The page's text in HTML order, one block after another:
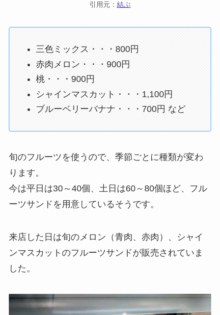
引用元： 結ぶ
三色ミックス・・・800円
赤肉メロン・・・900円
桃・・・900円
シャインマスカット・・・1,100円
ブルーベリーバナナ・・・700円 など
旬のフルーツを使うので、季節ごとに種類が変わ
ります。
今は平日は30～40個、土日は60～80個ほど、フル
ーツサンドを用意しているそうです。
来店した日は旬のメロン（青肉、赤肉）、シャイ
ンマスカットのフルーツサンドが販売されていま
した。